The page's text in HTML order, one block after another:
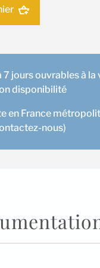
7 jours ouvrables à la
disponibilité
en France
nous)